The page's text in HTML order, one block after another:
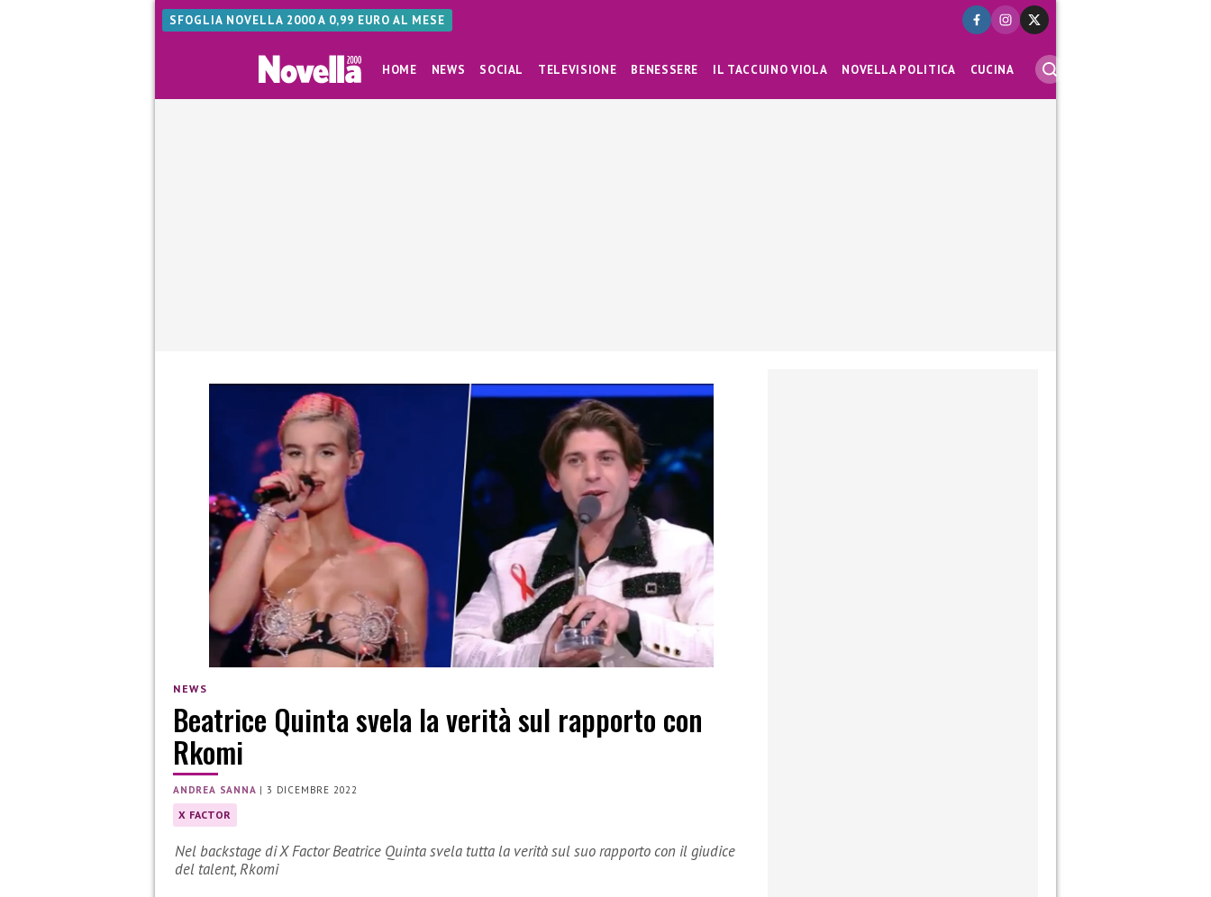
SFOGLIA NOVELLA 2000 A 0,99 EURO AL MESE
HOME NEWS SOCIAL TELEVISIONE BENESSERE IL TACCUINO VIOLA NOVELLA POLITICA CUCINA
NEWS
Beatrice Quinta svela la verità sul rapporto con
Rkomi
ANDREA SANNA |3 DICEMBRE 2022
X FACTOR
Nel backstage di X Factor Beatrice Quinta svela tutta la verità sul suo rapporto con il giudice
del talent, Rkomi